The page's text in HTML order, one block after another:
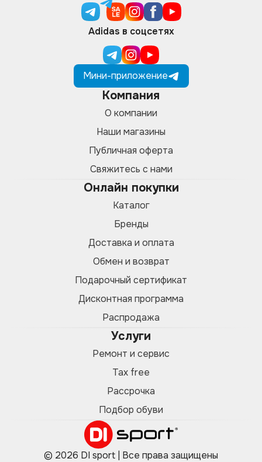
Adidas в соцсетях
Мини-приложение
Компания
О компании
Наши магазины
Публичная оферта
Свяжитесь с нами
Онлайн покупки
Каталог
Бренды
Доставка и оплата
Обмен и возврат
Подарочный сертификат
Дисконтная программа
Распродажа
Услуги
Ремонт и сервис
Tax free
Рассрочка
Подбор обуви
© 2026 DI sport | Все права защищены